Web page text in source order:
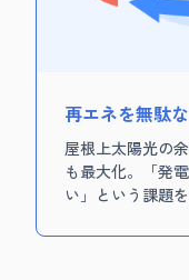
再エネを無駄
屋根上太陽光の
も最大化。「発
い」という課題